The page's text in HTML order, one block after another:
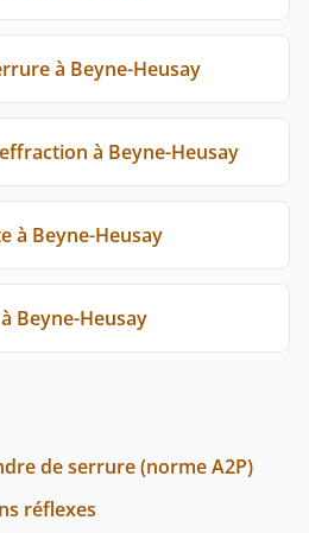
à Beyne-Heusay
à Beyne-Heusay
à Beyne-Heusay
Beyne-Heusay
de serrure (norme A2P)
réflexes